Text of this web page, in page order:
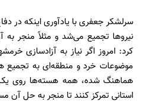
سرلشکر جعفری با یادآوری اینکه در
نیروها تجمیع می‌شد و مثلاً منجر
کرد: امروز اگر نیاز به آزادسازی
موضوعات خرد و منطقه‌ای به تجمیع
هماهنگ شده، همه هسته‌ها روی
استانی تمرکز کنند تا منجر به حل آن